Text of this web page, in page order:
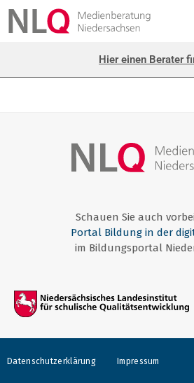
Hier einen Berater
Schauen Sie auch
Portal Bildung in der
im Bildungsportal
Datenschutzerklärung Impressum